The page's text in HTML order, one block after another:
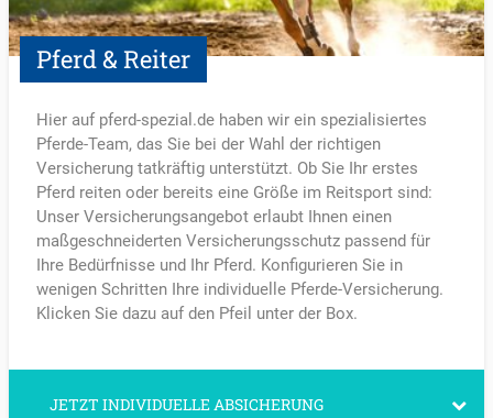
Pferd & Reiter
Hier auf pferd-spezial.de haben wir ein spezialisiertes
Pferde-Team, das Sie bei der Wahl der richtigen
Versicherung tatkräftig unterstützt. Ob Sie Ihr erstes
Pferd reiten oder bereits eine Größe im Reitsport sind:
Unser Versicherungsangebot erlaubt Ihnen einen
maßgeschneiderten Versicherungsschutz passend für
Ihre Bedürfnisse und Ihr Pferd. Konfigurieren Sie in
wenigen Schritten Ihre individuelle Pferde-Versicherung.
Klicken Sie dazu auf den Pfeil unter der Box.
JETZT INDIVIDUELLE ABSICHERUNG